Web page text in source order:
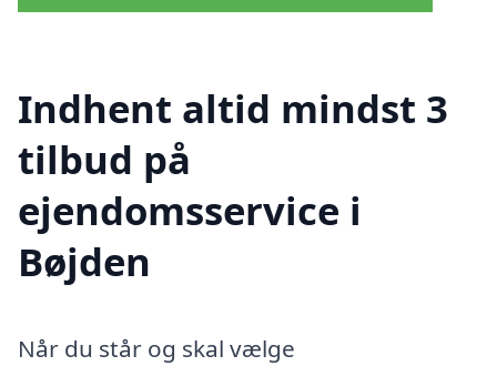
Indhent altid mindst 3
tilbud på
ejendomsservice i
Bøjden
Når du står og skal vælge